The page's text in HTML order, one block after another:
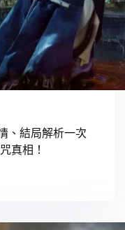
、結局解析一次
真相！